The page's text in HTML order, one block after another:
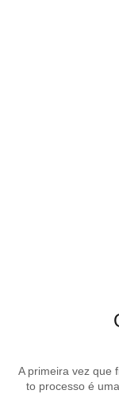
A primeira vez que
to processo é